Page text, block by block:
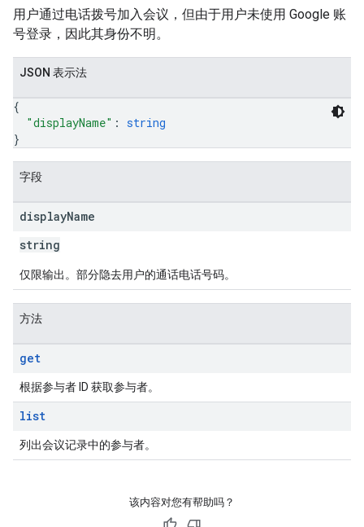
用户通过电话拨号加入会议，但由于用户未使用 Google 账
号登录，因此其身份不明。
JSON 表示法
{
"displayName" : string
}
字段
displayName
string
仅限输出。部分隐去用户的通话电话号码。
方法
get
根据参与者 ID 获取参与者。
list
列出会议记录中的参与者。
该内容对您有帮助吗？